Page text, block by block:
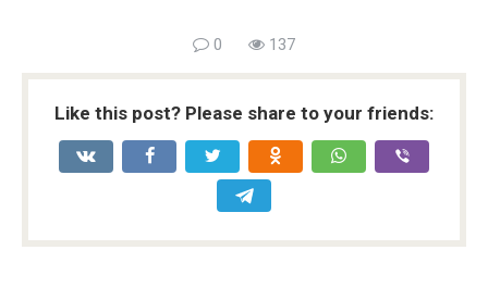
0 137
Like this post? Please share to your friends: